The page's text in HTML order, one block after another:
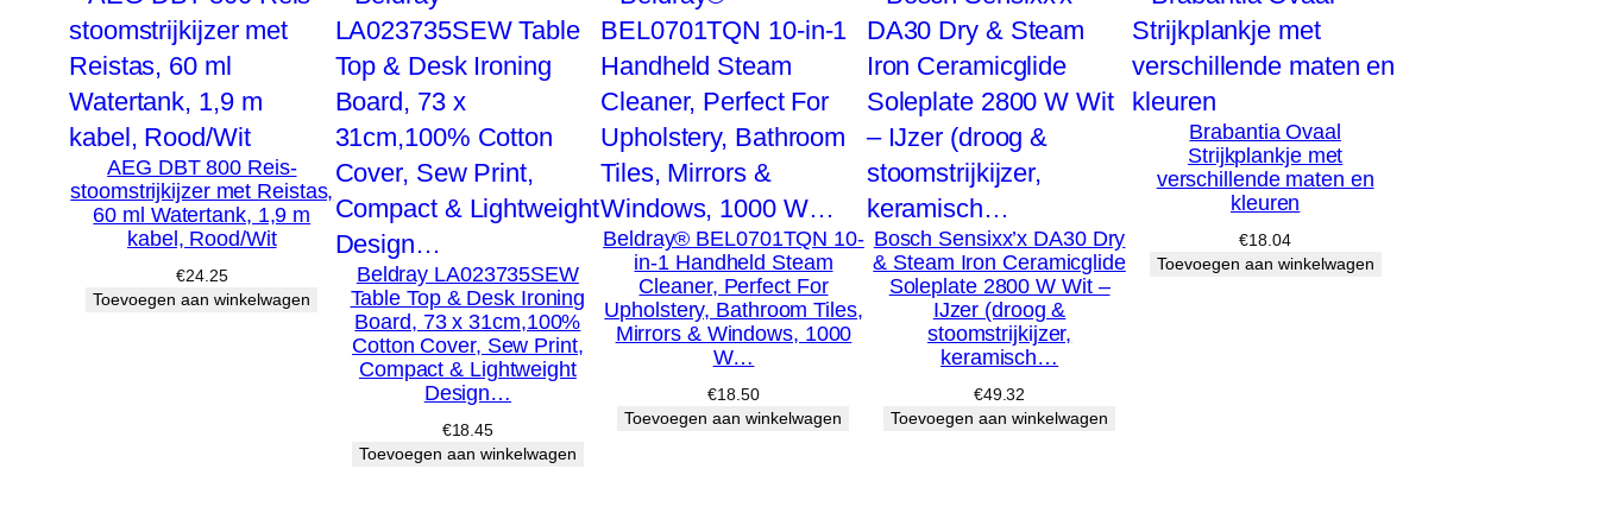
2
5
0
g
r
a
m
–
S
n
l
AEG DBT 800 Reis-
stoomstrijkijzer met Reistas,
60 ml Watertank, 1,9 m
kabel, Rood/Wit
€24.25
Toevoegen aan winkelwagen
Beldray LA023735SEW
Table Top & Desk Ironing
Board, 73 x 31cm,100%
Cotton Cover, Sew Print,
Compact & Lightweight
Design…
€18.45
Toevoegen aan winkelwagen
Beldray® BEL0701TQN 10-
in-1 Handheld Steam
Cleaner, Perfect For
Upholstery, Bathroom Tiles,
Mirrors & Windows, 1000
W…
€18.50
Toevoegen aan winkelwagen
Bosch Sensixx’x DA30 Dry
& Steam Iron Ceramicglide
Soleplate 2800 W Wit –
IJzer (droog &
stoomstrijkijzer,
keramisch…
€49.32
Toevoegen aan winkelwagen
Brabantia Ovaal
Strijkplankje met
verschillende maten en
kleuren
€18.04
Toevoegen aan winkelwagen